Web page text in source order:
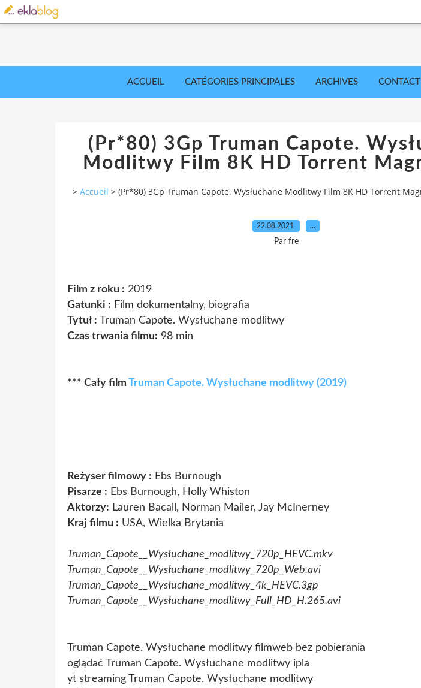
ACCUEIL CATÉGORIES PRINCIPALES ARCHIVES CONTACT
(Pr*80) 3Gp Truman Capote.
Modlitwy Film 8K HD Torrent
> Accueil > (Pr*80) 3Gp Truman Capote. Wysłuchane Modlitwy Film 8K HD Torrent
22.08.2021 …
Par fre
Film z roku : 2019
Gatunki : Film dokumentalny, biografia
Tytuł : Truman Capote. Wysłuchane modlitwy
Czas trwania filmu: 98 min
*** Cały film Truman Capote. Wysłuchane modlitwy (2019)
Reżyser filmowy : Ebs Burnough
Pisarze : Ebs Burnough, Holly Whiston
Aktorzy: Lauren Bacall, Norman Mailer, Jay McInerney
Kraj filmu : USA, Wielka Brytania
Truman_Capote__Wysłuchane_modlitwy_720p_HEVC.mkv
Truman_Capote__Wysłuchane_modlitwy_720p_Web.avi
Truman_Capote__Wysłuchane_modlitwy_4k_HEVC.3gp
Truman_Capote__Wysłuchane_modlitwy_Full_HD_H.265.avi
Truman Capote. Wysłuchane modlitwy filmweb bez pobierania
oglądać Truman Capote. Wysłuchane modlitwy ipla
yt streaming Truman Capote. Wysłuchane modlitwy